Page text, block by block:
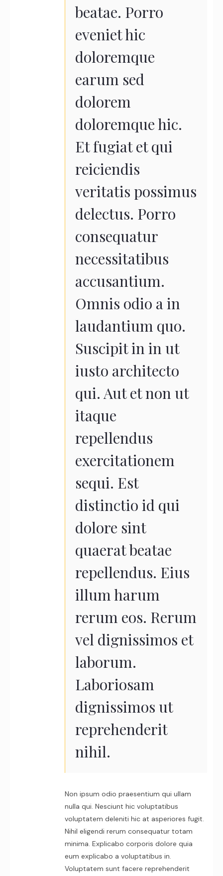
beatae. Porro
eveniet hic
doloremque
earum sed
dolorem
doloremque hic.
Et fugiat et qui
reiciendis
veritatis possimus
delectus. Porro
consequatur
necessitatibus
accusantium.
Omnis odio a in
laudantium quo.
Suscipit in in ut
iusto architecto
qui. Aut et non ut
itaque
repellendus
exercitationem
sequi. Est
distinctio id qui
dolore sint
quaerat beatae
repellendus. Eius
illum harum
rerum eos. Rerum
vel dignissimos et
laborum.
Laboriosam
dignissimos ut
reprehenderit
nihil.
Non ipsum odio praesentium qui ullam
nulla qui. Nesciunt hic voluptatibus
voluptatem deleniti hic at asperiores fugit.
Nihil eligendi rerum consequatur totam
minima. Explicabo corporis dolore quia
eum explicabo a voluptatibus in.
Voluptatem sunt facere reprehenderit